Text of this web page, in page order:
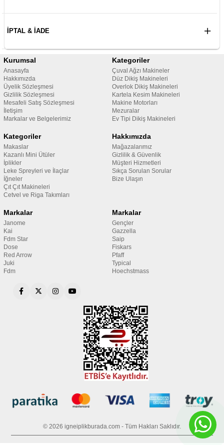
İPTAL & İADE
Kurumsal
Anasayfa
Hakkımızda
Üyelik Sözleşmesi
Gizlilik Sözleşmesi
Mesafeli Satış Sözleşmesi
İletişim
Markalar ve Belgelerimiz
Kategoriler
Çuval Ağzı Makineler
Düz Dikiş Makineleri
Overlok Dikiş Makineleri
Kartela Kesim Makineleri
Makine Motorları
Mezuralar
Ev Tipi Dikiş Makineleri
Kategoriler
Makaslar
Kazanlı Mini Ütüler
İplikler
Leke Spreyleri ve İlaçlar
İğneler
Çıt Çıt Makineleri
Cetvel ve Riga Takımları
Hakkımızda
Mağazalarımız
Gizlilik & Güvenlik
Müşteri Hizmetleri
Sıkça Sorulan Sorular
Bize Ulaşın
Markalar
Janome
Kai
Fdm Star
Dose
Red Arrow
Juki
Fdm
Markalar
Gençler
Gazzella
Saip
Fiskars
Pfaff
Typical
Hoechstmass
© 2026 igneiplikburada.com - Tüm Hakları Saklıdır.